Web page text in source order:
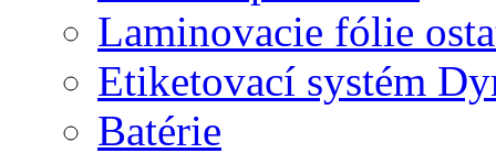
Laminovacie fólie
Etiketovací systém
Batérie